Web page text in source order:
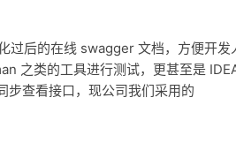
后的在线 swagger 文档，方便开发
之类的工具进行测试，更甚至是
查看接口，现公司我们采用的